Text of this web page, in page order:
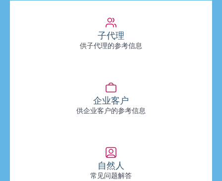
子代理
供子代理的参考信息
企业客户
供企业客户的参考信息
自然人
常见问题解答